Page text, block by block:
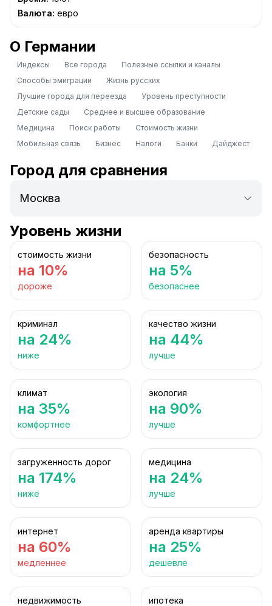
Валюта: евро
О Германии
Индексы Все города
Полезные ссылки и каналы
Способы эмиграции
Жизнь русских
Лучшие города для переезда
Уровень преступности
Детские сады
Среднее и высшее образование
Медицина
Поиск работы
Стоимость жизни
Мобильная связь
Бизнес Налоги Банки Дайджест
Город для сравнения
Уровень жизни
стоимость жизни
на 10%
дороже
безопасность
на 5%
безопаснее
криминал
на 24%
ниже
качество жизни
на 44%
лучше
климат
на 35%
комфортнее
экология
на 90%
лучше
загруженность дорог
на 174%
ниже
медицина
на 24%
лучше
интернет
на 60%
медленнее
аренда квартиры
на 25%
дешевле
недвижимость ипотека